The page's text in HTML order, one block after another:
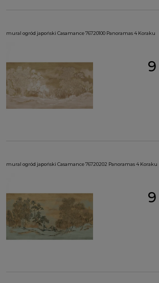
mural ogród japoński Casamance 76720100 Panoramas 4 Koraku
mural ogród japoński Casamance 76720202 Panoramas 4 Koraku